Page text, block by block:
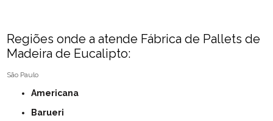
Regiões onde a atende Fábrica de Pallets de
Madeira de Eucalipto:
São Paulo
Americana
Barueri